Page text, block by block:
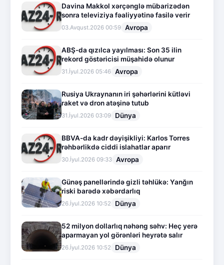
Davina Makkol xərçənglə mübarizədən
sonra televiziya fəaliyyətinə fasilə verir
03.Avqust.2026 00:59 Avropa
ABŞ-da qızılca yayılması: Son 35 ilin
rekord göstəricisi müşahidə olunur
31.İyul.2026 05:46 Avropa
Rusiya Ukraynanın iri şəhərlərini kütləvi
raket və dron atəşinə tutub
31.İyul.2026 03:09 Dünya
BBVA-da kadr dəyişikliyi: Karlos Torres
rəhbərlikdə ciddi islahatlar aparır
30.İyul.2026 09:33 Avropa
Günəş panellərində gizli təhlükə: Yanğın
riski barədə xəbərdarlıq
26.İyul.2026 10:52 Dünya
52 milyon dollarlıq nəhəng səhv: Heç yerə
aparmayan yol görənləri heyrətə salır
26.İyul.2026 10:52 Dünya